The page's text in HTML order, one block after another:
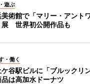
遊ぶ
術館で「マリー・アント
展 世界初公開作品も
・働く
ケ谷駅ビルに「ブルック
は高加水ドーナツ